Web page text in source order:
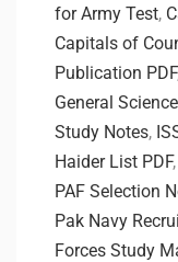
for Army Test,
Capitals of
Publication PDF
General
Study Notes,
Haider List PDF,
PAF Selection
Pak Navy
Forces Study